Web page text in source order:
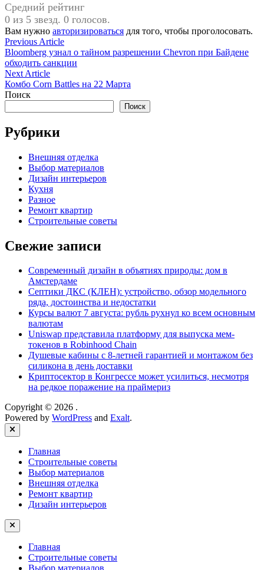
Средний рейтинг
0 из 5 звезд. 0 голосов.
Вам нужно авторизироваться для того, чтобы проголосовать.
Навигация
по
записям
Previous ArticlePrevious
article:
Bloomberg узнал о тайном разрешении Chevron при Байдене
обходить санкции
Next ArticleNext
article:
Комбо Corn Battles на 22 Марта
Поиск
Поиск
Рубрики
Внешняя отделка
Выбор материалов
Дизайн интерьеров
Кухня
Разное
Ремонт квартир
Строительные советы
Свежие записи
Современный дизайн в объятиях природы: дом в
Амстердаме
Септики ДКС (КЛЕН): устройство, обзор модельного
ряда, достоинства и недостатки
Курсы валют 7 августа: рубль рухнул ко всем основным
валютам
Uniswap представила платформу для выпуска мем-
токенов в Robinhood Chain
Душевые кабины с 8‑летней гарантией и монтажом без
силикона в день доставки
Криптосектор в Конгрессе может усилиться, несмотря
на редкое поражение на праймериз
Copyright © 2026 .
Powered by WordPress and Exalt.
Close
Главная
Строительные советы
Выбор материалов
Внешняя отделка
Ремонт квартир
Дизайн интерьеров
Главная
Строительные советы
Выбор материалов